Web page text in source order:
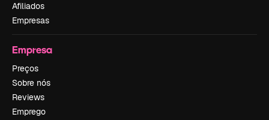
Afiliados
Empresas
Empresa
Preços
Sobre nós
Reviews
Emprego